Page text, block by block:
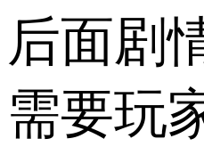
后面剧
需要玩